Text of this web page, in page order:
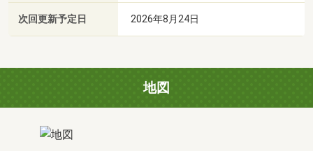
次回更新予定日 2026年8月24日
地図